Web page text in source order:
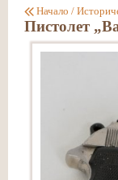
Начало /
Пистолет